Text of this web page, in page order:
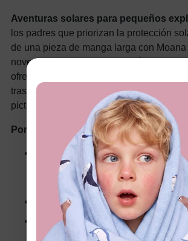
Aventuras solares para pequeños
los padres que priorizan la protección
de una pieza de manga larga con
novedad. La tela con protección solar y
ofrecen una cobertura total, mientras que
trasera facilita su colocación. Los
pictogramas de sirenas le dan un toque
Por qué es esencial:
Máxima protección:
protege los
brazos y el cuello de los daños
rayos UV.
Diseño duradero:resiste el agua
Princess Power: inspira un juego
las queridas heroínas de Disney.